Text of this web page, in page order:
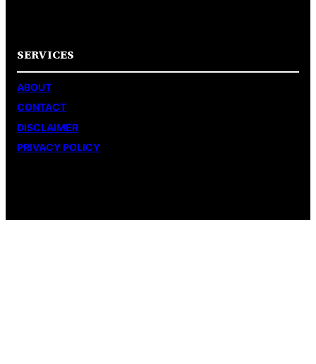
SERVICES
ABOUT
CONTACT
DISCLAIMER
PRIVACY POLICY